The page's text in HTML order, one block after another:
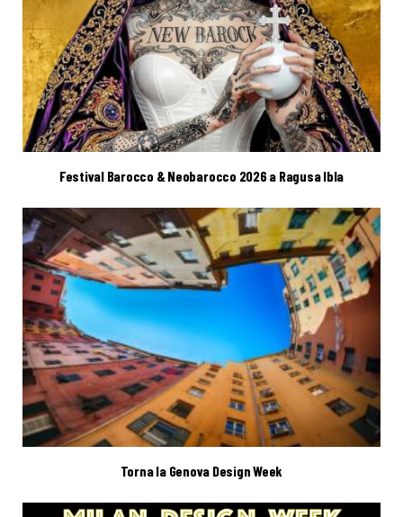
Festival Barocco & Neobarocco 2026 a Ragusa Ibla
Torna la Genova Design Week